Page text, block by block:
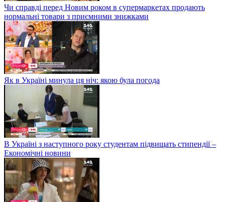
Чи справді перед Новим роком в супермаркетах продають
нормальні товари з приємними знижками
Як в Україні минула ця ніч: якою була погода
В Україні з наступного року студентам підвищать стипендії –
Економічні новини